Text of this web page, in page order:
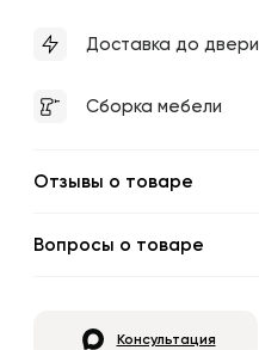
Доставка до двери
Сборка мебели
Отзывы о товаре
Вопросы о товаре
Консультация